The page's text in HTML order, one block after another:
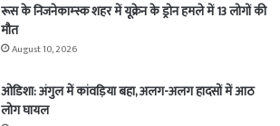
रूस के निजनेकाम्स्क शहर में यूक्रेन के ड्रोन हमले में 13 लोगों की
मौत
August 10, 2026
ओडिशा: अंगुल में कांवड़िया बहा, अलग-अलग हादसों में आठ
लोग घायल